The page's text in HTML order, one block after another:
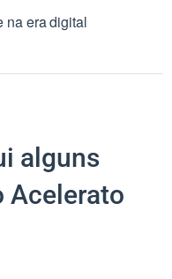
na era digital
alguns
Acelerato